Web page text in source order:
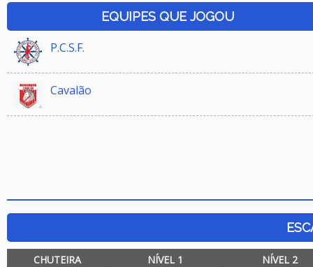
EQUIPES QUE JOGOU
P.C.S.F.
Cavalão
CHUTEIRA NÍVEL 1 NÍVEL 2